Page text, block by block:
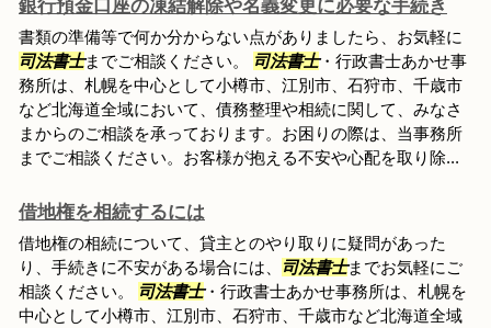
銀行預金口座の凍結解除や名義変更に必要な手続き
書類の準備等で何か分からない点がありましたら、お気軽に
司法書士までご相談ください。 司法書士・行政書士あかせ事
務所は、札幌を中心として小樽市、江別市、石狩市、千歳市
など北海道全域において、債務整理や相続に関して、みなさ
まからのご相談を承っております。お困りの際は、当事務所
までご相談ください。お客様が抱える不安や心配を取り除...
借地権を相続するには
借地権の相続について、貸主とのやり取りに疑問があった
り、手続きに不安がある場合には、
司法書士までお気軽にご
相談ください。
司法書士・行政書士あかせ事務所は、札幌を
中心として小樽市、江別市、石狩市、千歳市など北海道全域